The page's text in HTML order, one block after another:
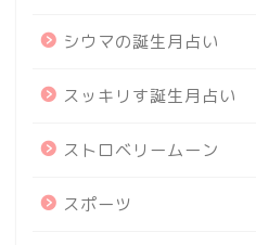
シウマの誕生月占い
スッキリす誕生月占い
ストロベリームーン
スポーツ